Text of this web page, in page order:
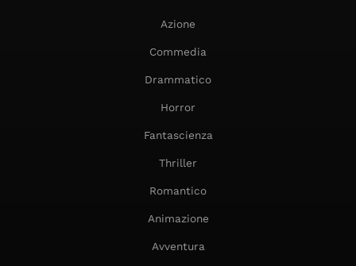
Azione
Commedia
Drammatico
Horror
Fantascienza
Thriller
Romantico
Animazione
Avventura